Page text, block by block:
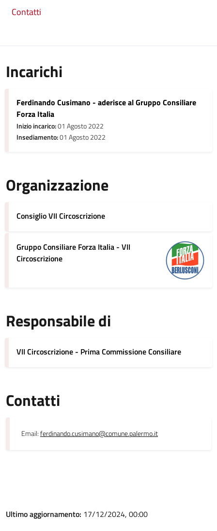
Contatti
Incarichi
Ferdinando Cusimano - aderisce al Gruppo Consiliare
Forza Italia
Inizio incarico:01 Agosto 2022
Insediamento:01 Agosto 2022
Organizzazione
Consiglio VII Circoscrizione
Gruppo Consiliare Forza Italia - VII
Circoscrizione
Responsabile di
VII Circoscrizione - Prima Commissione Consiliare
Contatti
Email:ferdinando.cusimano@comune.palermo.it
Ultimo aggiornamento: 17/12/2024, 00:00